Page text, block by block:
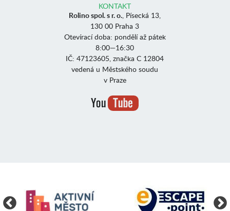
KONTAKT
Rolino spol. s r. o., Písecká 13,
130 00 Praha 3
Otevírací doba: pondělí až pátek
8:00—16:30
IČ: 47123605, značka C 12804
vedená u Městského soudu
v Praze